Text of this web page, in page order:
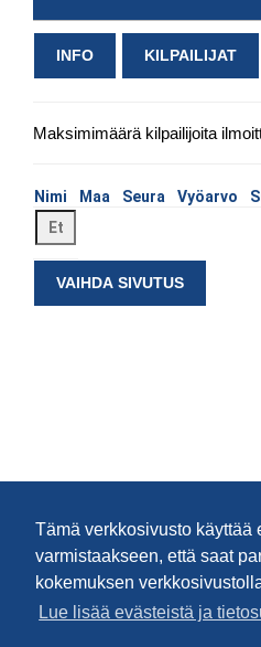
Tämä verkkosivusto käyttää
varmistaakseen, että saat
kokemuksen
Lue lisää evästeistä ja
INFO KILPAILIJAT
Maksimimäärä kilpailijoita
Nimi Maa Seura Vyöarvo
VAIHDA SIVUTUS